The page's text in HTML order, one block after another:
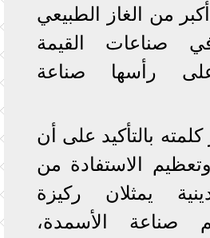
من الغاز الطبيعي
في صناعات القيمة
رأسها صناعة
كلمته بالتأكيد على أن
الاستفادة من
يمثلان ركيزة
صناعة الأسمدة،